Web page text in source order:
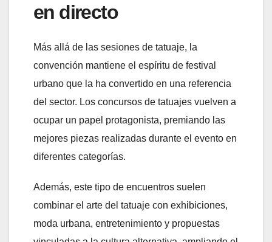
en directo
Más allá de las sesiones de tatuaje, la
convención mantiene el espíritu de festival
urbano que la ha convertido en una referencia
del sector. Los concursos de tatuajes vuelven a
ocupar un papel protagonista, premiando las
mejores piezas realizadas durante el evento en
diferentes categorías.
Además, este tipo de encuentros suelen
combinar el arte del tatuaje con exhibiciones,
moda urbana, entretenimiento y propuestas